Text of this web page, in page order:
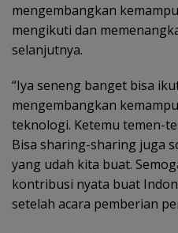
mengembangkan
mengikuti dan
selanjutnya.
“Iya seneng banget bisa
mengembangkan
teknologi. Ketemu temen-
Bisa sharing-sharing juga
yang udah kita buat.
kontribusi nyata buat
setelah acara pemberian